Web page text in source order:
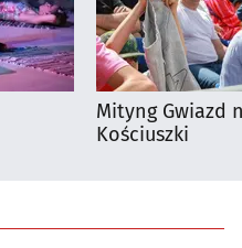
Mityng Gwiazd
Kościuszki